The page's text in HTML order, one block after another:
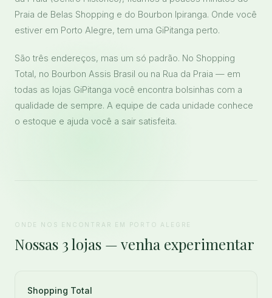
Praia de Belas Shopping e do Bourbon Ipiranga. Onde você
estiver em Porto Alegre, tem uma GiPitanga perto.
São três endereços, mas um só padrão. No Shopping
Total, no Bourbon Assis Brasil ou na Rua da Praia — em
todas as lojas GiPitanga você encontra bolsinhas com a
qualidade de sempre. A equipe de cada unidade conhece
o estoque e ajuda você a sair satisfeita.
ONDE NOS ENCONTRAR EM PORTO ALEGRE
Nossas 3 lojas — venha experimentar
Shopping Total